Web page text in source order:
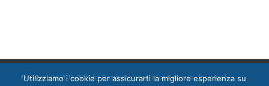
© Copyright 2015-2024 by Ossigeno per l'informazione [privacy]
Utilizziamo i cookie per assicurarti la migliore esperienza su